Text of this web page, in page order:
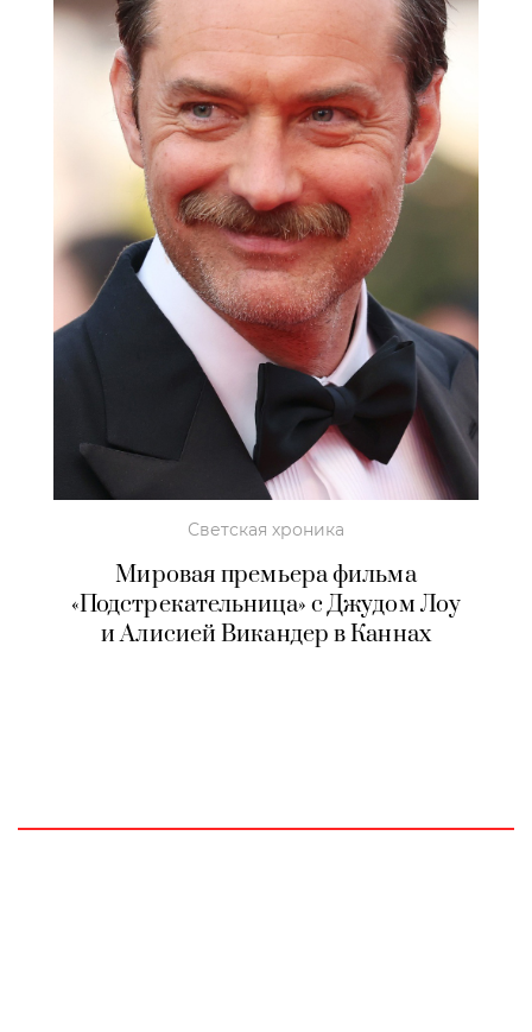
Светская хроника
Мировая премьера фильма
«Подстрекательница» с Джудом Лоу
и Алисией Викандер в Каннах